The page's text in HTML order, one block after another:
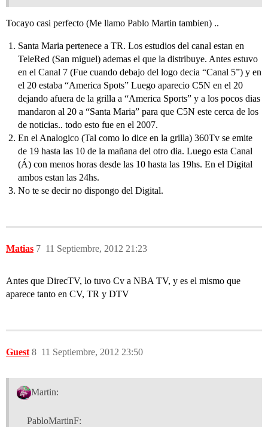
Tocayo casi perfecto (Me llamo Pablo Martin tambien) ..
Santa Maria pertenece a TR. Los estudios del canal estan en
TeleRed (San miguel) ademas el que la distribuye. Antes estuvo
en el Canal 7 (Fue cuando debajo del logo decia “Canal 5”) y en
el 20 estaba “America Spots” Luego aparecio C5N en el 20
dejando afuera de la grilla a “America Sports” y a los pocos dias
mandaron al 20 a “Santa Maria” para que C5N este cerca de los
de noticias.. todo esto fue en el 2007.
En el Analogico (Tal como lo dice en la grilla) 360Tv se emite
de 19 hasta las 10 de la mañana del otro dia. Luego esta Canal
(Á) con menos horas desde las 10 hasta las 19hs. En el Digital
ambos estan las 24hs.
No te se decir no dispongo del Digital.
Matias 11 Septiembre, 2012 21:23
7
Antes que DirecTV, lo tuvo Cv a NBA TV, y es el mismo que
aparece tanto en CV, TR y DTV
Guest 11 Septiembre, 2012 23:50
8
Martin:
PabloMartinF: